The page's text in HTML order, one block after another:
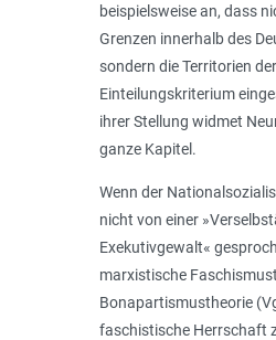
beispielsweise an, dass
Grenzen innerhalb des
sondern die Territorien
Einteilungskriterium
ihrer Stellung widmet
ganze Kapitel.
Wenn der
nicht von einer
Exekutivgewalt«
marxistische
Bonapartismustheorie
faschistische Herrschaft